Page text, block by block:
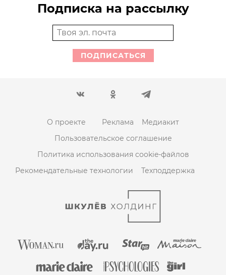
Подписка на рассылку
ПОДПИСАТЬСЯ
О проекте Реклама
Медиакит
Пользовательское соглашение
Политика использования cookie-файлов
Рекомендательные технологии
Техподдержка